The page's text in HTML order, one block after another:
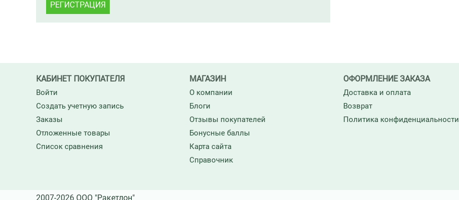
РЕГИСТРАЦИЯ
КАБИНЕТ ПОКУПАТЕЛЯ
Войти
Создать учетную запись
Заказы
Отложенные товары
Список сравнения
МАГАЗИН
О компании
Блоги
Отзывы покупателей
Бонусные баллы
Карта сайта
Справочник
ОФОРМЛЕНИЕ ЗАКАЗА
Доставка и оплата
Возврат
Политика конфиденциальности
2007-2026 ООО "Ракетлон"